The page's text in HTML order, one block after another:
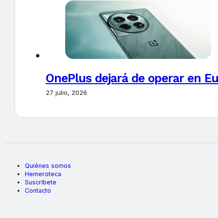
OnePlus dejará de operar en
27 julio, 2026
Quiénes somos
Hemeroteca
Suscríbete
Contacto